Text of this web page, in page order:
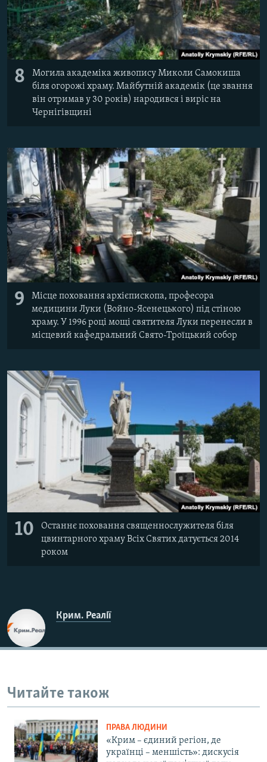
8
Могила академіка живопису Миколи Самокиша
біля огорожі храму. Майбутній академік (це звання
він отримав у 30 років) народився і виріс на
Чернігівщині
9
Місце поховання архієпископа, професора
медицини Луки (Войно-Ясенецького) під стіною
храму. У 1996 році мощі святителя Луки перенесли в
місцевий кафедральний Свято-Троїцький собор
10
Останнє поховання священнослужителя біля
цвинтарного храму Всіх Святих датується 2014
роком
Крим. Реалії
Читайте також
ПРАВА ЛЮДИНИ
«Крим – єдиний регіон, де
українці – меншість»: дискусія